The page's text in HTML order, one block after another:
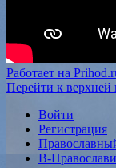
Работает на
Перейти к верхней
Войти
Регистрация
В-